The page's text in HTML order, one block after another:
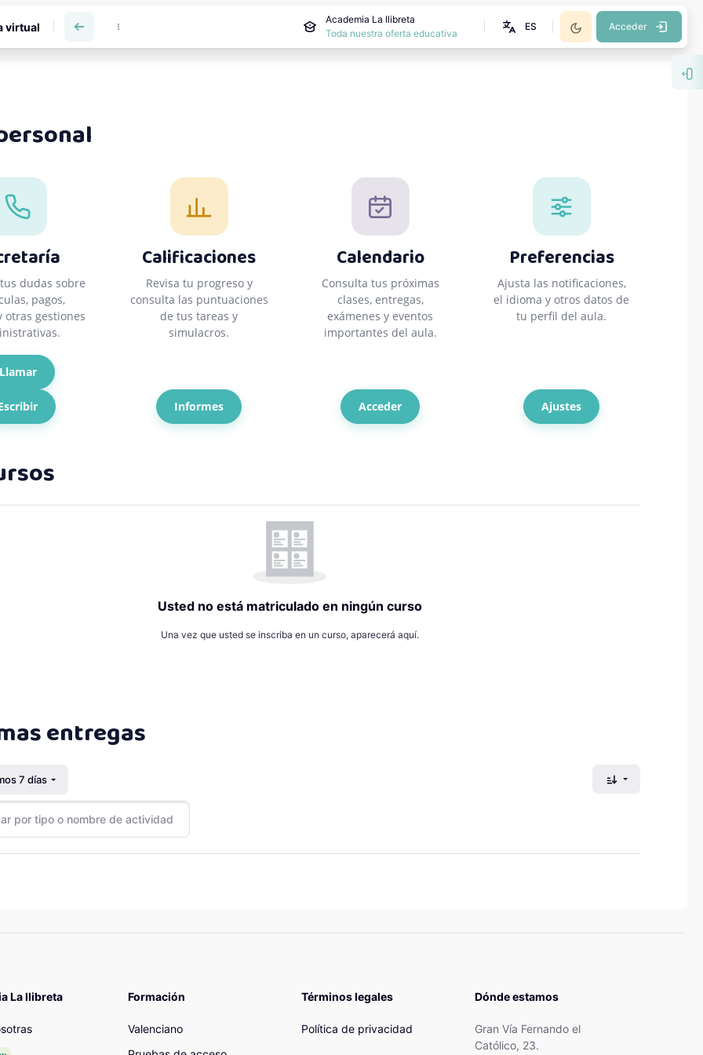
virtual
Academia La llibreta
Toda nuestra oferta educativa
ES Acceder
dudas sobre
pagos,
otras gestiones
Llamar
Calificaciones
Revisa tu progreso y
consulta las puntuaciones
de tus tareas y
simulacros.
Informes
Calendario
Consulta tus próximas
clases, entregas,
exámenes y eventos
importantes del aula.
Acceder
Preferencias
Ajusta las notificaciones,
el idioma y otros datos de
tu perfil del aula.
Ajustes
de contenido principales
de curso
Usted no está matriculado en ningún curso
Una vez que usted se inscriba en un curso, aparecerá aquí.
de tiempo
7 días Ordenar por fecha
o nombre de actividad
La llibreta Formación
Valenciano
Términos legales
Política de privacidad
Dónde estamos
Gran Vía Fernando el
Católico, 23.